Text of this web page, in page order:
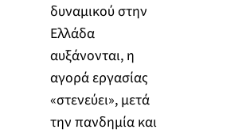
δυναμικού στην
Ελλάδα
αυξάνονται, η
αγορά εργασίας
«στενεύει», μετά
την πανδημία και